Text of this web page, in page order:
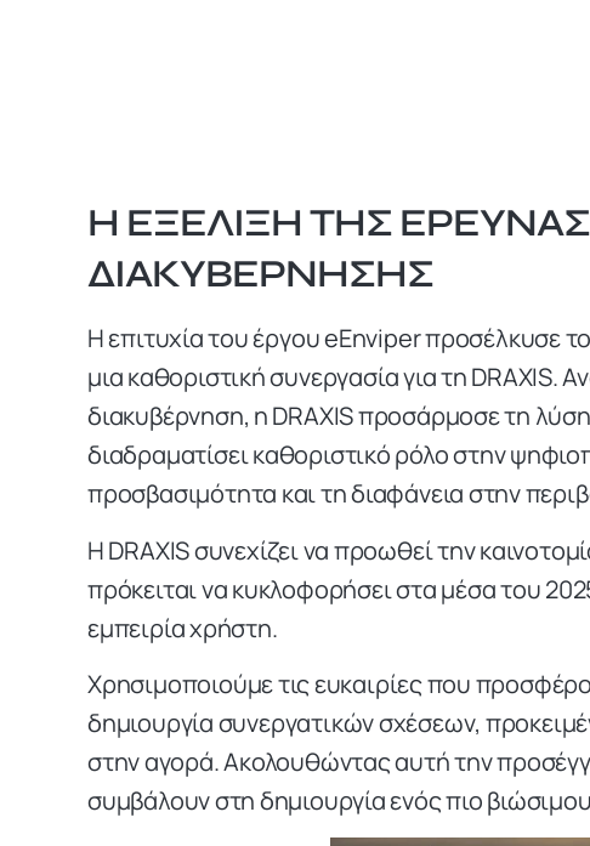
Η ΕΞΈΛΙΞΗ ΤΗΣ
ΔΙΑΚΥΒΈΡΝΗΣΗΣ
Η επιτυχία του έργου eEnviper προσέλκυσε
μια καθοριστική συνεργασία για τη DRAXIS.
διακυβέρνηση, η DRAXIS προσάρμοσε τη
διαδραματίσει καθοριστικό ρόλο στην
προσβασιμότητα και τη διαφάνεια στην
Η DRAXIS συνεχίζει να προωθεί την
πρόκειται να κυκλοφορήσει στα μέσα του
εμπειρία χρήστη.
Χρησιμοποιούμε τις ευκαιρίες που
δημιουργία συνεργατικών σχέσεων,
στην αγορά. Ακολουθώντας αυτή την
συμβάλουν στη δημιουργία ενός πιο